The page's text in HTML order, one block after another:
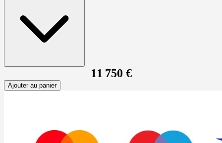
11 750 €
Ajouter au panier